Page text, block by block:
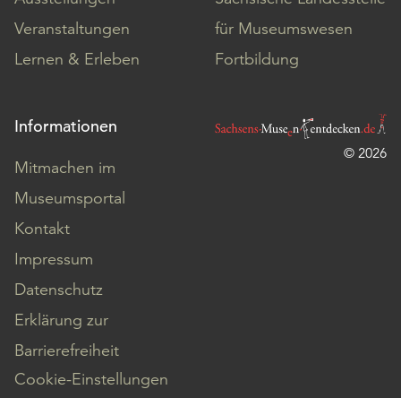
Veranstaltungen
Lernen & Erleben
für Museumswesen
Fortbildung
Informationen
Mitmachen im
Museumsportal
Kontakt
Impressum
Datenschutz
Erklärung zur
Barrierefreiheit
Cookie-Einstellungen
© 2026